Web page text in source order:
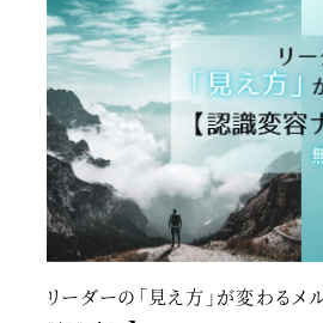
リーダーの「見え方」が変わるメ